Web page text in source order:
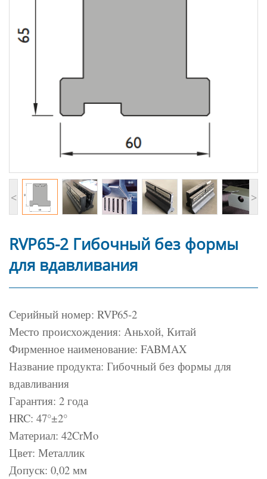
< >
RVP65-2 Гибочный без формы
для вдавливания
Cерийный номер: RVP65-2
Место происхождения: Аньхой, Китай
Фирменное наименование: FABMAX
Название продукта: Гибочный без формы для
вдавливания
Гарантия: 2 года
HRC: 47°±2°
Материал: 42CrMo
Цвет: Металлик
Допуск: 0,02 мм